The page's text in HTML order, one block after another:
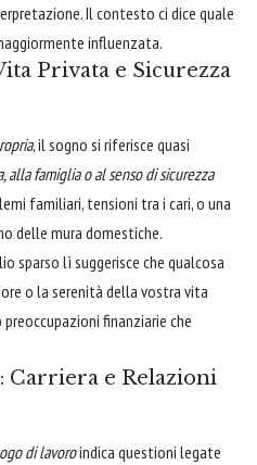
Il contesto ci dice quale
influenzata.
Privata e Sicurezza
, il sogno si riferisce quasi
alla famiglia o al senso di sicurezza
familiari, tensioni tra i cari, o una
delle mura domestiche.
sparso lì suggerisce che qualcosa
o la serenità della vostra vita
finanziarie che
Carriera e Relazioni
di lavoroindica questioni legate